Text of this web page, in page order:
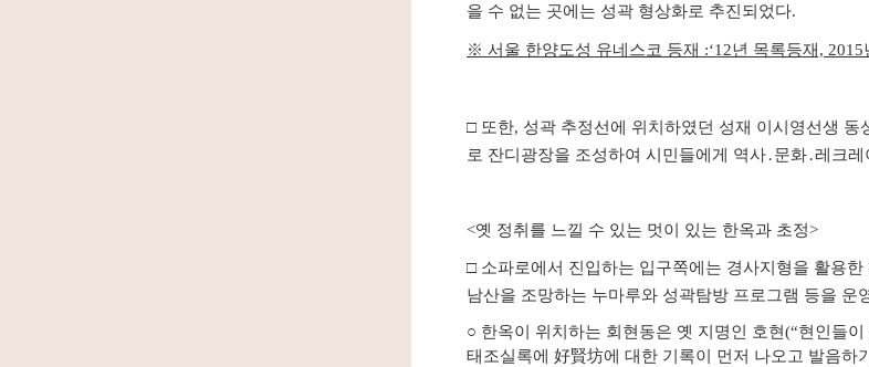
을 수 없는 곳에는 성곽 형상화로 추진되었다.
※ 서울 한양도성 유네스코 등재 :‘12년 목록등재, 2015
□ 또한, 성곽 추정선에 위치하였던 성재 이시영선생
로 잔디광장을 조성하여 시민들에게 역사․문화․레크
<옛 정취를 느낄 수 있는 멋이 있는 한옥과 초정>
□ 소파로에서 진입하는 입구쪽에는 경사지형을 활용
남산을 조망하는 누마루와 성곽탐방 프로그램 등을 운
○ 한옥이 위치하는 회현동은 옛 지명인 호현(“현인들
태조실록에 好賢坊에 대한 기록이 먼저 나오고 발음하